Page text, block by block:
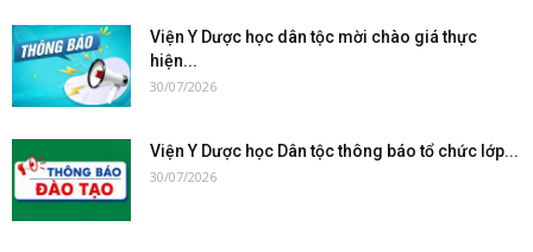
Viện Y Dược học dân tộc mời chào giá thực
hiện...
30/07/2026
Viện Y Dược học Dân tộc thông báo tổ chức lớp...
30/07/2026